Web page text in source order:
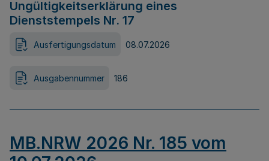
Ungültigkeitserklärung eines
Dienststempels Nr. 17
Ausfertigungsdatum 08.07.2026
Ausgabennummer 186
MB.NRW 2026 Nr. 185 vom